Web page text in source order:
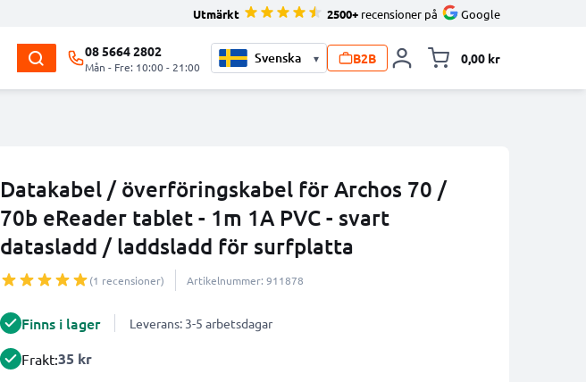
Utmärkt 2500+ recensioner på Google
08 5664 2802
Mån - Fre: 10:00 - 21:00
▾ B2B 0,00 kr
Datakabel / överföringskabel för Archos 70 /
70b eReader tablet - 1m 1A PVC - svart
datasladd / laddsladd för surfplatta
(1 recensioner) Artikelnummer: 911878
Finns i lager Leverans: 3-5 arbetsdagar
Frakt:35 kr